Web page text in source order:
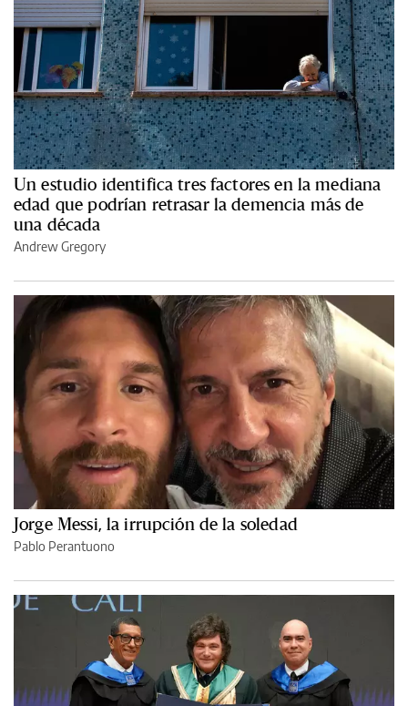
Un estudio identifica tres factores en la mediana
edad que podrían retrasar la demencia más de
una década
Andrew Gregory
Jorge Messi, la irrupción de la soledad
Pablo Perantuono